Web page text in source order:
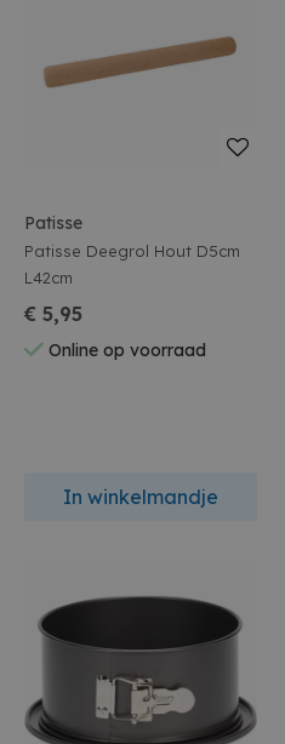
Patisse
Patisse Deegrol Hout D5cm
L42cm
€ 5,95
Online op voorraad
In winkelmandje